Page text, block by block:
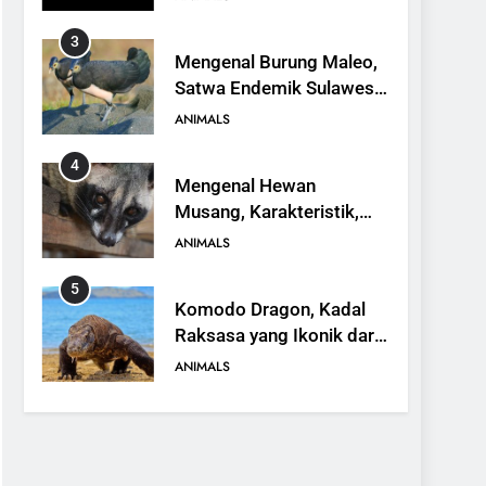
ANIMALS
4
Mengenal Hewan
Musang, Karakteristik,
Jenis, dan Peran dalam
ANIMALS
5
Komodo Dragon, Kadal
Raksasa yang Ikonik dari
Indonesia
ANIMALS
6
Kanguru Pohon Mantel
Emas, Penemuan Baru di
Dunia Satwa
ANIMALS